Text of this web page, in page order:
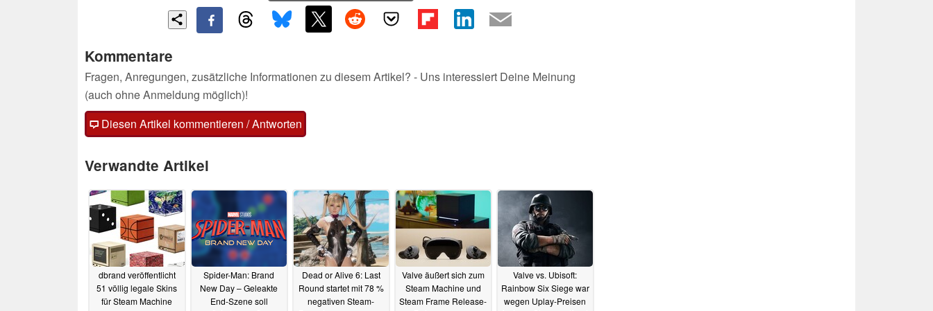
Kommentare
Fragen, Anregungen, zusätzliche Informationen zu diesem Artikel? - Uns interessiert Deine Meinung
(auch ohne Anmeldung möglich)!
Diesen Artikel kommentieren / Antworten
Verwandte Artikel
dbrand veröffentlicht
51 völlig legale Skins
für Steam Machine
Spider-Man: Brand
New Day – Geleakte
End-Szene soll
Dead or Alive 6: Last
Round startet mit 78 %
negativen Steam-
Valve äußert sich zum
Steam Machine und
Steam Frame Release-
Valve vs. Ubisoft:
Rainbow Six Siege war
wegen Uplay-Preisen